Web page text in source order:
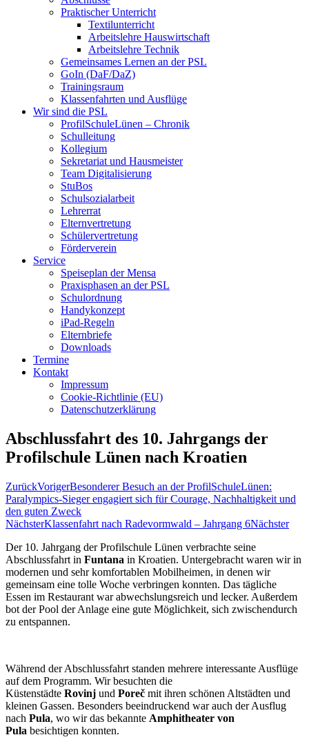
Praktischer Unterricht
Textilunterricht
Arbeitslehre Hauswirtschaft
Arbeitslehre Technik
Gemeinsames Lernen an der PSL​
GoIn (DaF/DaZ)
Trainingsraum
Klassenfahrten und Ausflüge
Wir sind die PSL
ProfilSchuleLünen – Chronik
Schulleitung
Kollegium
Sekretariat und Hausmeister
Team Digitalisierung
StuBos
Schulsozialarbeit
Lehrerrat
Elternvertretung
Schülervertretung
Förderverein
Service
Speiseplan der Mensa
Praxisphasen an der PSL
Schulordnung
Handykonzept
iPad-Regeln
Elternbriefe
Downloads
Termine
Kontakt
Impressum
Cookie-Richtlinie (EU)
Datenschutzerklärung
Abschlussfahrt des 10. Jahrgangs der
Profilschule Lünen nach Kroatien
ZurückVorigerBesonderer Besuch an der ProfilSchuleLünen:
Paralympics-Sieger engagiert sich für Courage, Nachhaltigkeit und
den guten Zweck
NächsterKlassenfahrt nach Radevormwald – Jahrgang 6Nächster
Der 10. Jahrgang der Profilschule Lünen verbrachte seine
Abschlussfahrt in Funtana in Kroatien. Untergebracht waren wir in
modernen und sehr komfortablen Mobilheimen, in denen wir
gemeinsam eine tolle Woche verbringen konnten. Das tägliche
Essen im Restaurant war abwechslungsreich und lecker. Außerdem
bot der Pool der Anlage eine gute Möglichkeit, sich zwischendurch
zu entspannen.
Während der Abschlussfahrt standen mehrere interessante Ausflüge
auf dem Programm. Wir besuchten die
Küstenstädte Rovinj und Poreč mit ihren schönen Altstädten und
kleinen Gassen. Besonders beeindruckend war auch der Ausflug
nach Pula, wo wir das bekannte Amphitheater von
Pula besichtigen konnten.